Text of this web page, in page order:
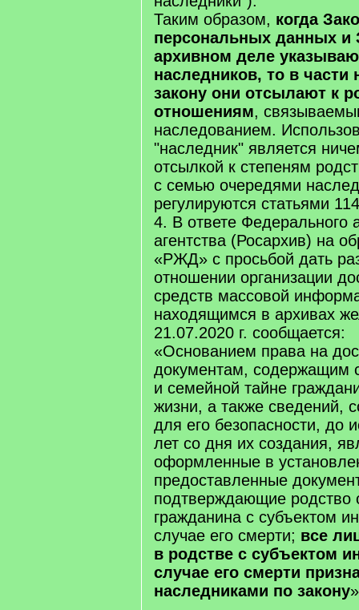
Таким образом, когда
персональных данных и
архивном деле
наследников, то в части
закону они отсылают к
отношениям,
наследованием.
"наследник" является
отсылкой к степеням
с семью очередями
регулируются статьями
4. В ответе Федерального
агентства (Росархив) на
«РЖД» с просьбой дать
отношении организации
средств массовой
находящимся в архивах
21.07.2020 г. сообщается:
«Основанием права на
документам, содержащим
и семейной тайне
жизни, а также сведений,
для его безопасности, до
лет со дня их создания,
оформленные в
предоставленные
подтверждающие родство
гражданина с субъектом
случае его смерти; все
в родстве с субъектом
случае его смерти
наследниками по закону